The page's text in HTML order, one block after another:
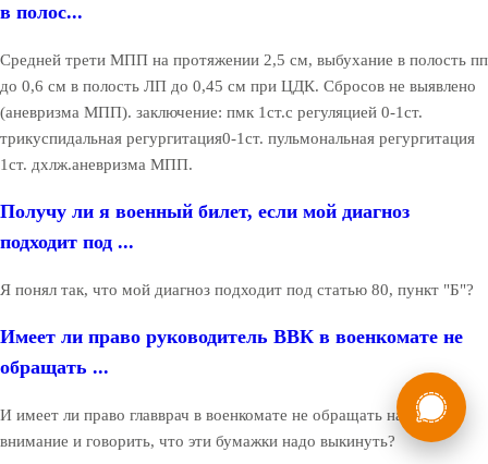
в полос...
Средней трети МПП на протяжении 2,5 см, выбухание в полость пп
до 0,6 см в полость ЛП до 0,45 см при ЦДК. Сбросов не выявлено
(аневризма МПП). заключение: пмк 1ст.с регуляцией 0-1ст.
трикуспидальная регургитация0-1ст. пульмональная регургитация
1ст. дхлж.аневризма МПП.
Получу ли я военный билет, если мой диагноз
подходит под ...
Я понял так, что мой диагноз подходит под статью 80, пункт "Б"?
Имеет ли право руководитель ВВК в военкомате не
обращать ...
И имеет ли право главврач в военкомате не обращать на это
внимание и говорить, что эти бумажки надо выкинуть?
Бесплатная
консультация